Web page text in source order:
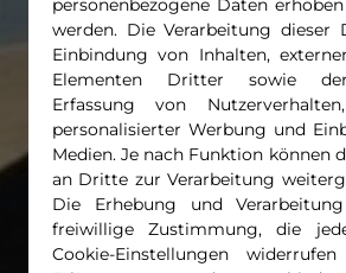
werden. Die Verarbeitung dieser
Einbindung von Inhalten,
Elementen Dritter sowie
Erfassung von
personalisierter Werbung und
Medien. Je nach Funktion können
an Dritte zur Verarbeitung
Die Erhebung und
freiwillige Zustimmung, die
Cookie-Einstellungen